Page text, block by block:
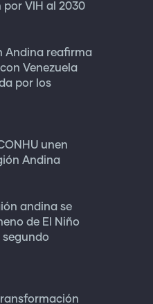
VIH al 2030
Andina reafirma
Venezuela
por los
unen
Andina
andina se
de El Niño